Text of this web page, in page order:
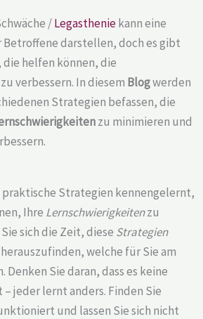
/Legastheniekann eine
darstellen, doch es gibt
helfen können, die
zu verbessern. In diesem Blogwerden
Strategien befassen, die
zu minimieren und
praktische Strategien kennengelernt,
Ihre Lernschwierigkeitenzu
sich die Zeit, diese Strategien
welche für Sie am
Sie daran, dass es keine
jeder lernt anders. Finden Sie
und lassen Sie sich nicht